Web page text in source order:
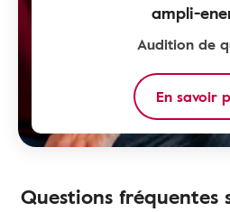
ampli-
Audition de
En savoir
Questions